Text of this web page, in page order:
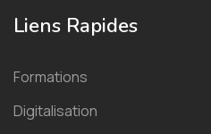
Liens Rapides
Formations
Digitalisation